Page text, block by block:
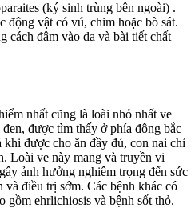
(ký sinh trùng bên ngoài) .
động vật có vú, chim hoặc bò sát.
cách đâm vào da và bài tiết chất
nhất cũng là loài nhỏ nhất ve
được tìm thấy ở phía đông bắc
được cho ăn đầy đủ, con nai chỉ
Loài ve này mang và truyền vi
ảnh hưởng nghiêm trọng đến sức
điều trị sớm. Các bệnh khác có
gồm ehrlichiosis và bệnh sốt thỏ.